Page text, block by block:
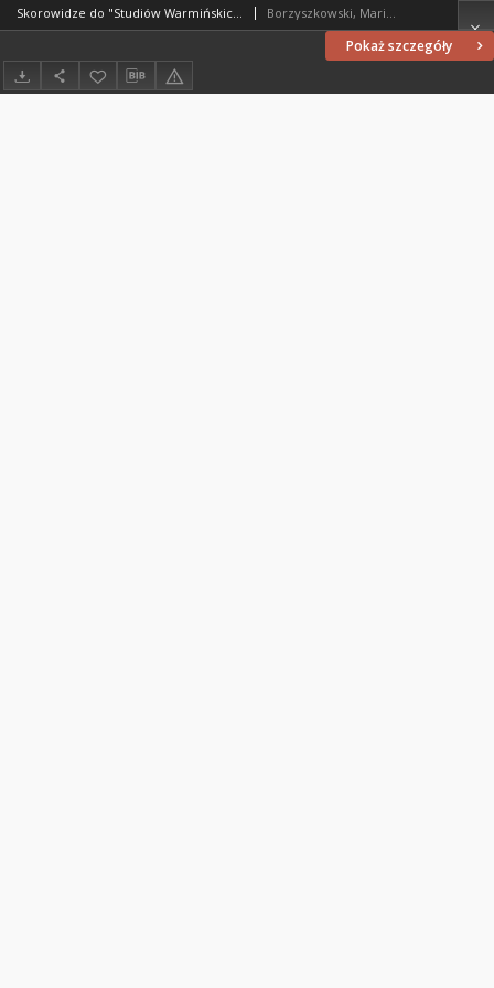
Pokaż szczegóły
Skorowidze do "Studiów Warmińskich" 8 (1971) Borzyszkowski, Marian (1936-2001)